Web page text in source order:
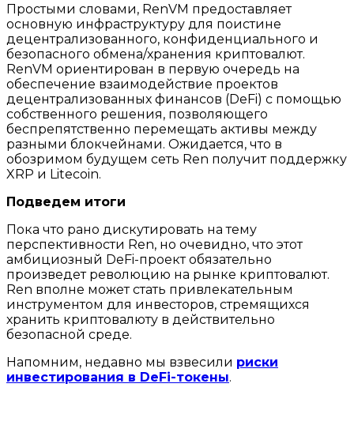
Простыми словами, RenVM предоставляет
основную инфраструктуру для поистине
децентрализованного, конфиденциального и
безопасного обмена/хранения криптовалют.
RenVM ориентирован в первую очередь на
обеспечение взаимодействие проектов
децентрализованных финансов (DeFi) с помощью
собственного решения, позволяющего
беспрепятственно перемещать активы между
разными блокчейнами. Ожидается, что в
обозримом будущем сеть Ren получит поддержку
XRP и Litecoin.
Подведем итоги
Пока что рано дискутировать на тему
перспективности Ren, но очевидно, что этот
амбициозный DeFi-проект обязательно
произведет революцию на рынке криптовалют.
Ren вполне может стать привлекательным
инструментом для инвесторов, стремящихся
хранить криптовалюту в действительно
безопасной среде.
Напомним, недавно мы взвесили риски
инвестирования в DeFi-токены.